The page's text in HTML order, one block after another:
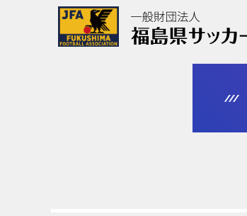
協会について
審判・指導者